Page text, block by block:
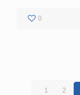
0
1 2